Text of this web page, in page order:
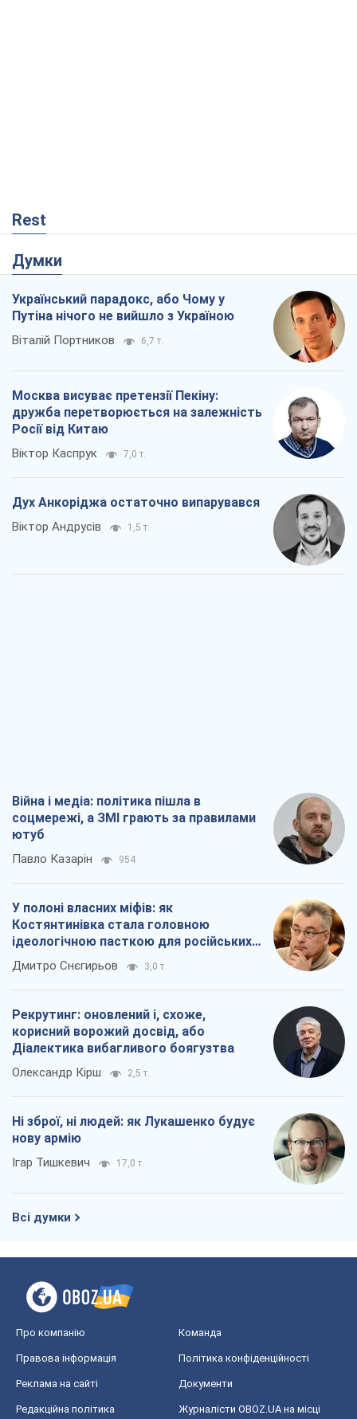
Rest
Думки
Український парадокс, або Чому у
Путіна нічого не вийшло з Україною
Віталій Портников 6,7 т.
Москва висуває претензії Пекіну:
дружба перетворюється на залежність
Росії від Китаю
Віктор Каспрук 7,0 т.
Дух Анкоріджа остаточно випарувався
Віктор Андрусів 1,5 т.
Війна і медіа: політика пішла в
соцмережі, а ЗМІ грають за правилами
ютуб
Павло Казарін 954
У полоні власних міфів: як
Костянтинівка стала головною
ідеологічною пасткою для російських
окупантів
Дмитро Снєгирьов 3,0 т.
Рекрутинг: оновлений і, схоже,
корисний ворожий досвід, або
Діалектика вибагливого боягузтва
Олександр Кірш 2,5 т.
Ні зброї, ні людей: як Лукашенко будує
нову армію
Ігар Тишкевич 17,0 т.
Всі думки
Про компанію Команда
Правова інформація Політика конфіденційності
Реклама на сайті Документи
Редакційна політика
Журналісти OBOZ.UA на місці